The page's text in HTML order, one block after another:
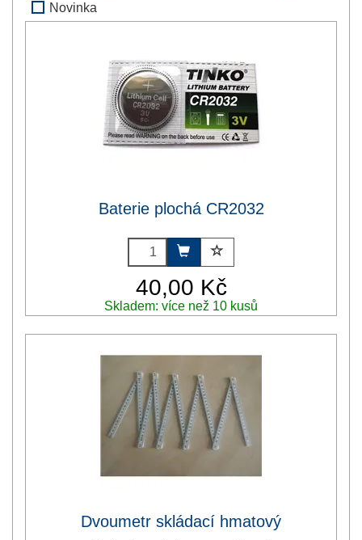
Novinka
Baterie plochá CR2032
40,00 Kč
Skladem: více než 10 kusů
Dvoumetr skládací hmatový